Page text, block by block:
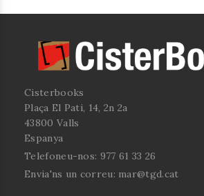
especialment si es té
en compte que allò
desenvolupament
d'una guerra.
Cisterbooks
Plaça El Pati, 14, 2n 2a
43800 Valls
Espanya
Telefoneu-nos: 977 61 33 26
Envia'ns un correu: mar@tgd.cat